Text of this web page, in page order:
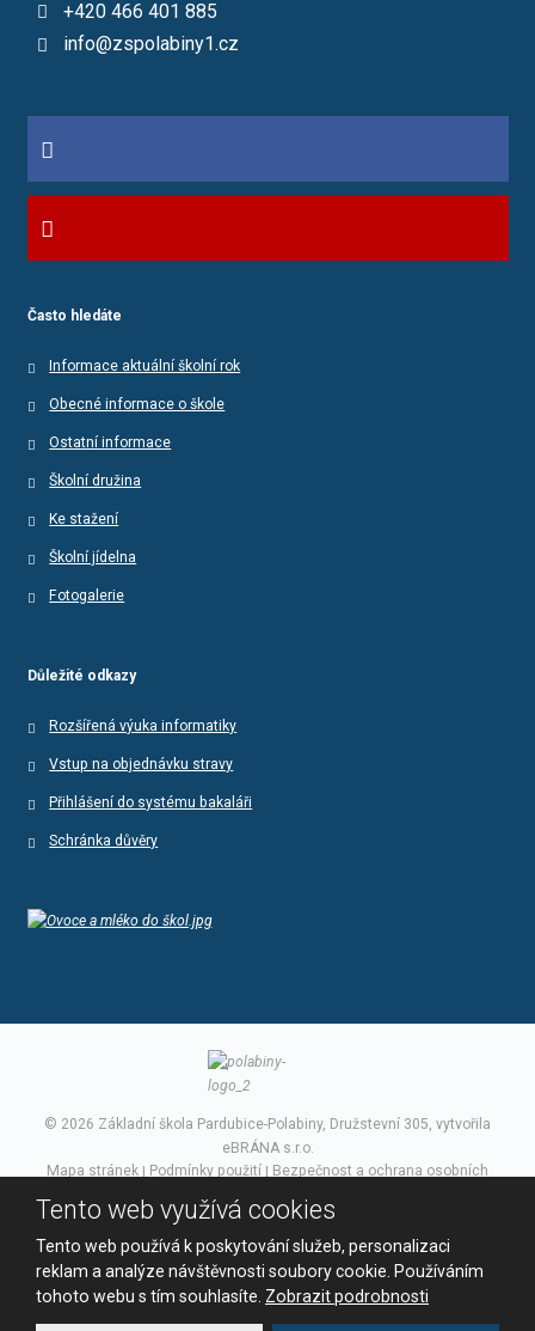
+420 466 401 885
info@zspolabiny1.cz
Často hledáte
Informace aktuální školní rok
Obecné informace o škole
Ostatní informace
Školní družina
Ke stažení
Školní jídelna
Fotogalerie
Důležité odkazy
Rozšířená výuka informatiky
Vstup na objednávku stravy
Přihlášení do systému bakaláři
Schránka důvěry
© 2026 Základní škola Pardubice-Polabiny, Družstevní 305, vytvořila
eBRÁNA s.r.o.
Mapa stránek | Podmínky použití | Bezpečnost a ochrana osobních
Tento web využívá cookies
Tento web používá k poskytování služeb, personalizaci
reklam a analýze návštěvnosti soubory cookie. Používáním
tohoto webu s tím souhlasíte. Zobrazit podrobnosti